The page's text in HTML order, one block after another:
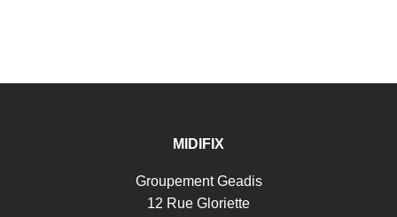
MIDIFIX
Groupement Geadis
12 Rue Gloriette